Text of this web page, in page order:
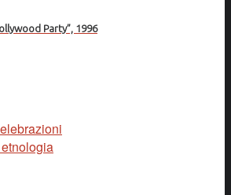
Party”, 1996